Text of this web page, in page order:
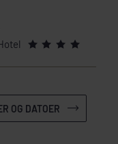
OG DATOER